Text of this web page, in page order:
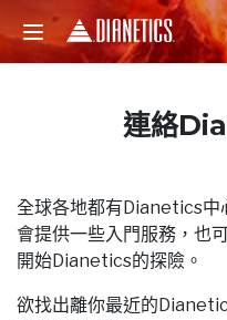
連絡
全球各地都有Dianetics
會提供一些入門服務，也
開始Dianetics的探險。
欲找出離你最近的